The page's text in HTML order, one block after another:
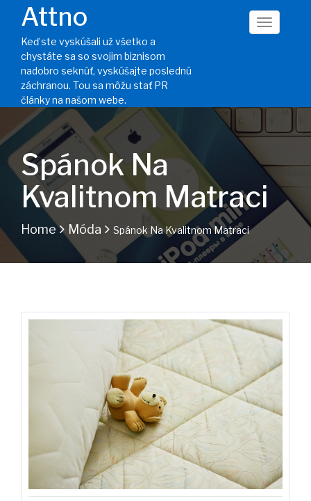
Attno
Keď ste vyskúšali už všetko a
chystáte sa so svojim biznisom
nadobro seknúť, vyskúšajte poslednú
záchranou. Tou sa môžu stať PR
články na našom webe.
Spánok Na
Kvalitnom Matraci
Home Móda Spánok Na Kvalitnom Matraci